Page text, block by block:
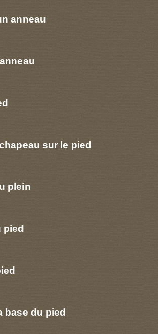
anneau
sur le pied
plein
pied
base du pied